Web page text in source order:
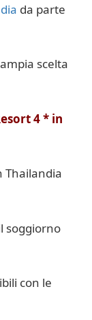
da parte
scelta
4 * in
soggiorno
con le